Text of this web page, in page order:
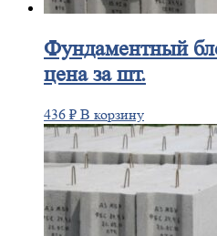
Фундаментный
цена за шт.
436 ₽ В корзину